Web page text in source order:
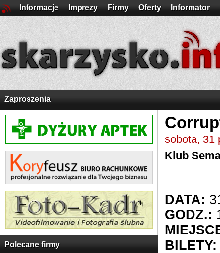
Informacje Imprezy Firmy Oferty Informator
Zaproszenia
Polecane firmy
sobota, 31
Klub
DATA:
GODZ.:
BILETY: